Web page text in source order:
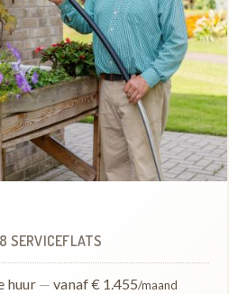
SERVICEFLATS
huur — vanaf € 1.455/maand